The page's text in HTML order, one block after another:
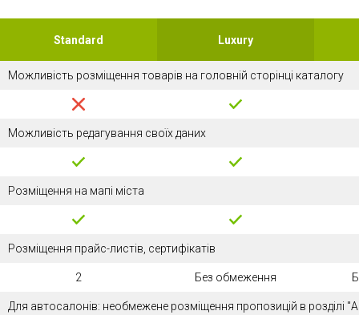
Standard Luxury
Можливість розміщення товарів на головній сторінці каталогу
Можливість редагування своїх даних
Розміщення на мапі міста
Розміщення прайс-листів, сертифікатів
2 Без обмеження
Для автосалонів: необмежене розміщення пропозицій в розділі